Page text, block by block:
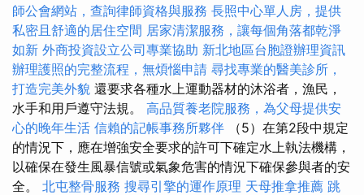
師公會網站，查詢律師資格與服務 長照中心單人房，提供
私密且舒適的居住空間 居家清潔服務，讓每個角落都乾淨
如新 外商投資設立公司專業協助 新北地區台胞證辦理資訊
辦理護照的完整流程，無煩惱申請 尋找專業的醫美診所，
打造完美外貌 還要求各種水上運動器材的沐浴者，漁民，
水手和用戶遵守法規。 高品質養老院服務，為父母提供安
心的晚年生活 信賴的記帳事務所夥伴 （5）在第2段中規定
的情況下，應在增強安全要求的許可下確定水上執法機構，
以確保在發生風暴信號或氣象危害的情況下確保參與者的安
全。 北屯整骨服務 搜尋引擎的運作原理 天母推拿推薦 跳